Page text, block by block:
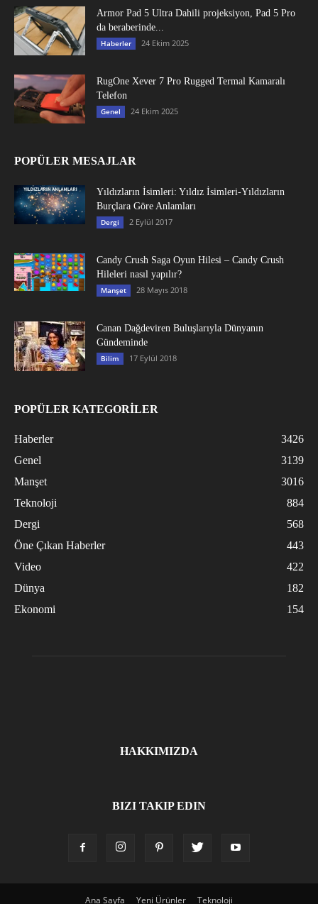
Armor Pad 5 Ultra Dahili projeksiyon, Pad 5 Pro
da beraberinde...
Haberler 24 Ekim 2025
RugOne Xever 7 Pro Rugged Termal Kamaralı
Telefon
Genel 24 Ekim 2025
POPÜLER MESAJLAR
Yıldızların İsimleri: Yıldız İsimleri-Yıldızların
Burçlara Göre Anlamları
Dergi 2 Eylül 2017
Candy Crush Saga Oyun Hilesi – Candy Crush
Hileleri nasıl yapılır?
Manşet 28 Mayıs 2018
Canan Dağdeviren Buluşlarıyla Dünyanın
Gündeminde
Bilim 17 Eylül 2018
POPÜLER KATEGORİLER
Haberler
3426
Genel
3139
Manşet
3016
Teknoloji
884
Dergi
568
Öne Çıkan Haberler
443
Video
422
Dünya
182
Ekonomi
154
HAKKIMIZDA
BIZI TAKIP EDIN
Ana Sayfa Yeni Ürünler Teknoloji